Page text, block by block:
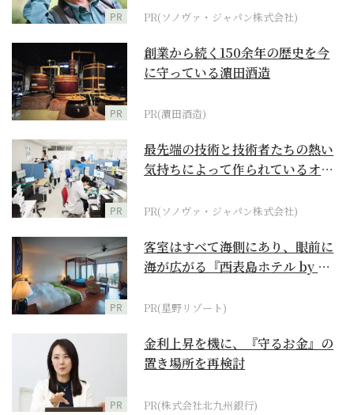
PR PR(ソノヴァ・ジャパン株式会社)
PR
創業から続く150余年の歴史を今
に守っている濵田酒造
PR(濵田酒造)
PR
最先端の技術と技術者たちの熱い
気持ちによって作られているオー
PR(ソノヴァ・ジャパン株式会社)
PR
客室はすべて海側にあり、眼前に
海が広がる『西表島ホテル by 星
PR(星野リゾート)
PR
金利上昇を機に、『守るお金』の
置き場所を再検討
PR(株式会社北九州銀行)